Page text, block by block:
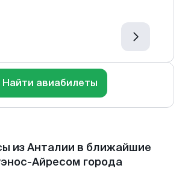
Найти авиабилеты
из Анталии в ближайшие
Айресом города